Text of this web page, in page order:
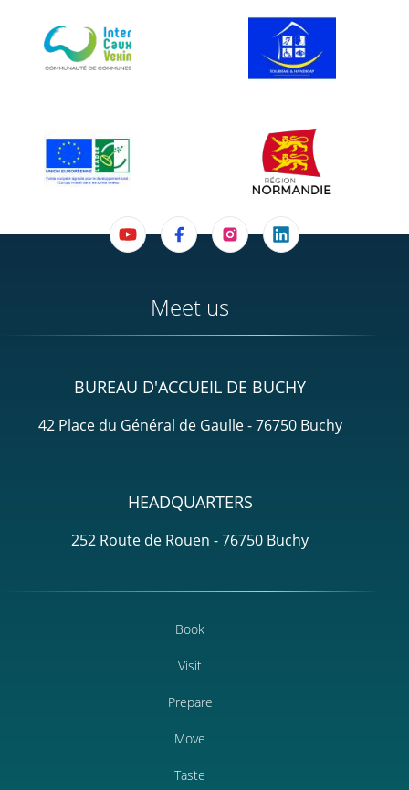
Meet us
BUREAU D'ACCUEIL DE BUCHY
42 Place du Général de Gaulle - 76750 Buchy
HEADQUARTERS
252 Route de Rouen - 76750 Buchy
Book
Visit
Prepare
Move
Taste